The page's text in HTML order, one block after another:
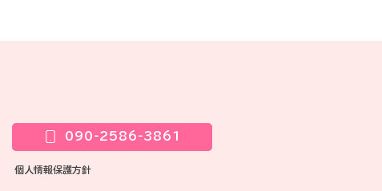
090-2586-3861
個人情報保護方針